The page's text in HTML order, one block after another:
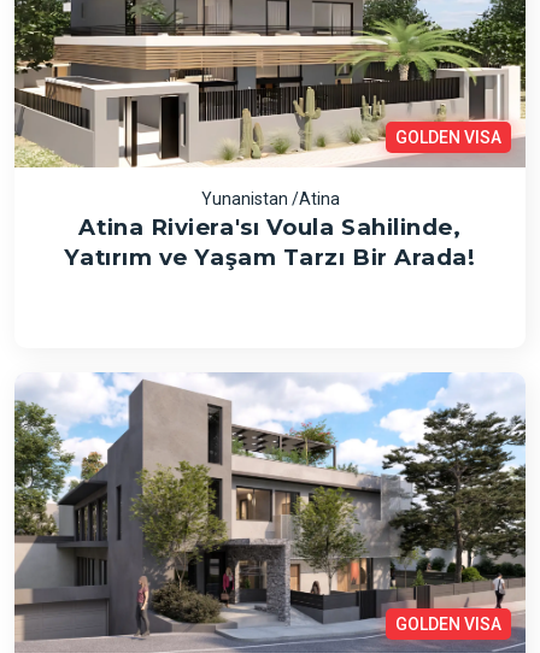
GOLDEN VISA
Yunanistan /Atina
Atina Riviera'sı Voula Sahilinde,
Yatırım ve Yaşam Tarzı Bir Arada!
GOLDEN VISA